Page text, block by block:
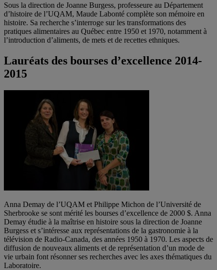
Sous la direction de Joanne Burgess, professeure au Département
d’histoire de l’UQAM, Maude Labonté complète son mémoire en
histoire. Sa recherche s’interroge sur les transformations des
pratiques alimentaires au Québec entre 1950 et 1970, notamment à
l’introduction d’aliments, de mets et de recettes ethniques.
Lauréats des bourses d’excellence 2014-
2015
Anna Demay de l’UQAM et Philippe Michon de l’Université de
Sherbrooke se sont mérité les bourses d’excellence de 2000 $. Anna
Demay étudie à la maîtrise en histoire sous la direction de Joanne
Burgess et s’intéresse aux représentations de la gastronomie à la
télévision de Radio-Canada, des années 1950 à 1970. Les aspects de
diffusion de nouveaux aliments et de représentation d’un mode de
vie urbain font résonner ses recherches avec les axes thématiques du
Laboratoire.